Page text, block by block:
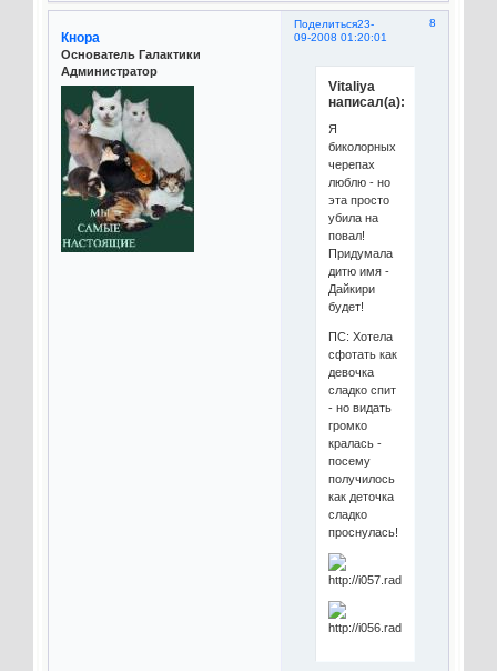
Поделиться 8
23-
09-2008 01:20:01
Кнора
Основатель Галактики
Администратор
Vitaliya
написал(а):
Я
биколорных
черепах
люблю - но
эта просто
убила на
повал!
Придумала
дитю имя -
Дайкири
будет!
ПС: Хотела
сфотать как
девочка
сладко спит
- но видать
громко
кралась -
посему
получилось
как деточка
сладко
проснулась!